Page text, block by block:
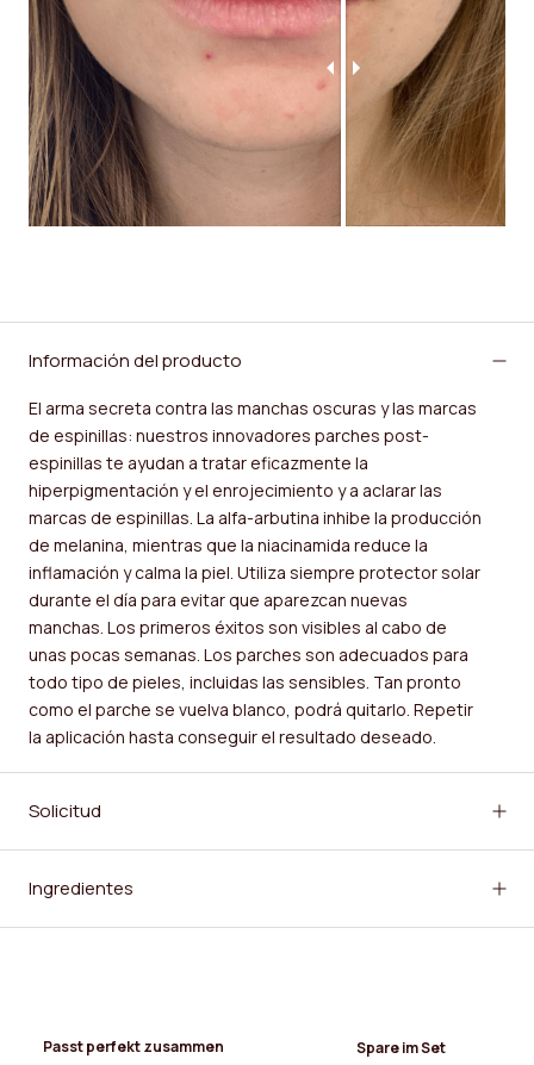
Información del producto
El arma secreta contra las manchas oscuras y las marcas
de espinillas: nuestros innovadores parches post-
espinillas te ayudan a tratar eficazmente la
hiperpigmentación y el enrojecimiento y a aclarar las
marcas de espinillas. La alfa-arbutina inhibe la producción
de melanina, mientras que la niacinamida reduce la
inflamación y calma la piel. Utiliza siempre protector solar
durante el día para evitar que aparezcan nuevas
manchas. Los primeros éxitos son visibles al cabo de
unas pocas semanas. Los parches son adecuados para
todo tipo de pieles, incluidas las sensibles. Tan pronto
como el parche se vuelva blanco, podrá quitarlo. Repetir
la aplicación hasta conseguir el resultado deseado.
Solicitud
Ingredientes
Passt perfekt zusammen Spare im Set